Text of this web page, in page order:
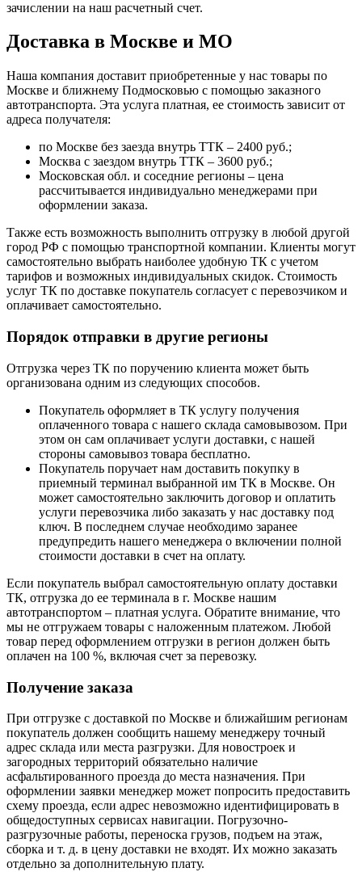
зачислении на наш расчетный счет.
Доставка в Москве и МО
Наша компания доставит приобретенные у нас товары по
Москве и ближнему Подмосковью с помощью заказного
автотранспорта. Эта услуга платная, ее стоимость зависит от
адреса получателя:
по Москве без заезда внутрь ТТК – 2400 руб.;
Москва с заездом внутрь ТТК – 3600 руб.;
Московская обл. и соседние регионы – цена
рассчитывается индивидуально менеджерами при
оформлении заказа.
Также есть возможность выполнить отгрузку в любой другой
город РФ с помощью транспортной компании. Клиенты могут
самостоятельно выбрать наиболее удобную ТК с учетом
тарифов и возможных индивидуальных скидок. Стоимость
услуг ТК по доставке покупатель согласует с перевозчиком и
оплачивает самостоятельно.
Порядок отправки в другие регионы
Отгрузка через ТК по поручению клиента может быть
организована одним из следующих способов.
Покупатель оформляет в ТК услугу получения
оплаченного товара с нашего склада самовывозом. При
этом он сам оплачивает услуги доставки, с нашей
стороны самовывоз товара бесплатно.
Покупатель поручает нам доставить покупку в
приемный терминал выбранной им ТК в Москве. Он
может самостоятельно заключить договор и оплатить
услуги перевозчика либо заказать у нас доставку под
ключ. В последнем случае необходимо заранее
предупредить нашего менеджера о включении полной
стоимости доставки в счет на оплату.
Если покупатель выбрал самостоятельную оплату доставки
ТК, отгрузка до ее терминала в г. Москве нашим
автотранспортом – платная услуга. Обратите внимание, что
мы не отгружаем товары с наложенным платежом. Любой
товар перед оформлением отгрузки в регион должен быть
оплачен на 100 %, включая счет за перевозку.
Получение заказа
При отгрузке с доставкой по Москве и ближайшим регионам
покупатель должен сообщить нашему менеджеру точный
адрес склада или места разгрузки. Для новостроек и
загородных территорий обязательно наличие
асфальтированного проезда до места назначения. При
оформлении заявки менеджер может попросить предоставить
схему проезда, если адрес невозможно идентифицировать в
общедоступных сервисах навигации. Погрузочно-
разгрузочные работы, переноска грузов, подъем на этаж,
сборка и т. д. в цену доставки не входят. Их можно заказать
отдельно за дополнительную плату.